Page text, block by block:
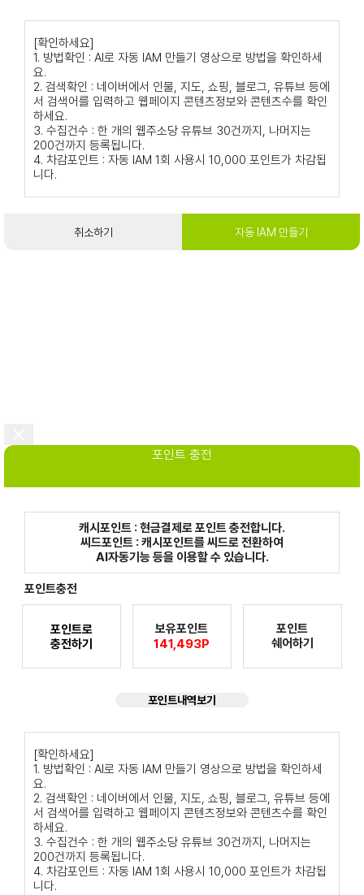
[확인하세요]
1. 방법확인 : AI로 자동 IAM 만들기 영상으로 방법을 확인하세
요.
2. 검색확인 : 네이버에서 인물, 지도, 쇼핑, 블로그, 유튜브 등에
서 검색어를 입력하고 웹페이지 콘텐츠정보와 콘텐츠수를 확인
하세요.
3. 수집건수 : 한 개의 웹주소당 유튜브 30건까지, 나머지는
200건까지 등록됩니다.
4. 차감포인트 : 자동 IAM 1회 사용시 10,000 포인트가 차감됩
니다.
취소하기 자동 IAM 만들기
포인트 충전
캐시포인트 : 현금결제로 포인트 충전합니다.
씨드포인트 : 캐시포인트를 씨드로 전환하여
AI자동기능 등을 이용할 수 있습니다.
포인트충전
포인트로
충전하기
보유포인트
141,493P
포인트
쉐어하기
포인트내역보기
[확인하세요]
1. 방법확인 : AI로 자동 IAM 만들기 영상으로 방법을 확인하세
요.
2. 검색확인 : 네이버에서 인물, 지도, 쇼핑, 블로그, 유튜브 등에
서 검색어를 입력하고 웹페이지 콘텐츠정보와 콘텐츠수를 확인
하세요.
3. 수집건수 : 한 개의 웹주소당 유튜브 30건까지, 나머지는
200건까지 등록됩니다.
4. 차감포인트 : 자동 IAM 1회 사용시 10,000 포인트가 차감됩
니다.